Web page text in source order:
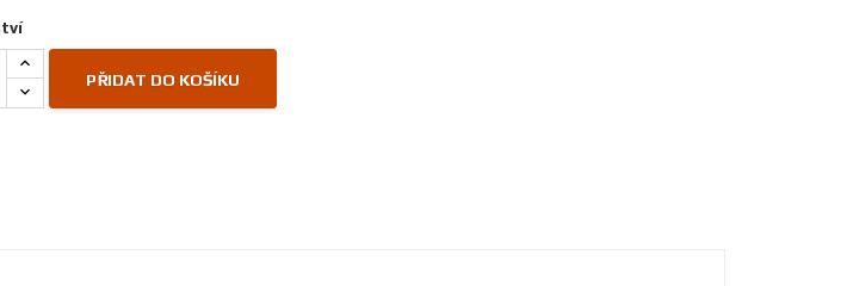
PŘIDAT DO KOŠÍKU